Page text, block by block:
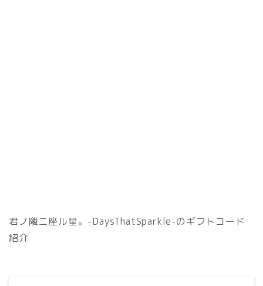
君ノ隣ニ座ル星。-DaysThatSparkle-のギフトコード
紹介